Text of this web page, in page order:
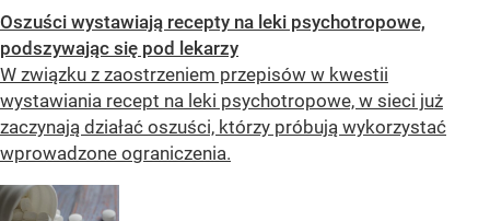
Oszuści wystawiają recepty na leki psychotropowe,
podszywając się pod lekarzy
W związku z zaostrzeniem przepisów w kwestii
wystawiania recept na leki psychotropowe, w sieci już
zaczynają działać oszuści, którzy próbują wykorzystać
wprowadzone ograniczenia.